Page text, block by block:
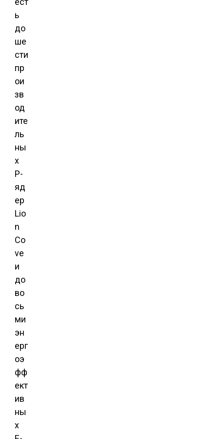
ь
до
ше
сти
пр
ои
зв
од
ите
ль
ны
х
P-
яд
ер
Lio
n
Co
ve
и
до
во
сь
ми
эн
ерг
оэ
фф
ект
ив
ны
х